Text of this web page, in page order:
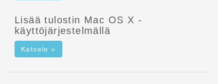
Lisää tulostin Mac OS X -
käyttöjärjestelmällä
Katsele »